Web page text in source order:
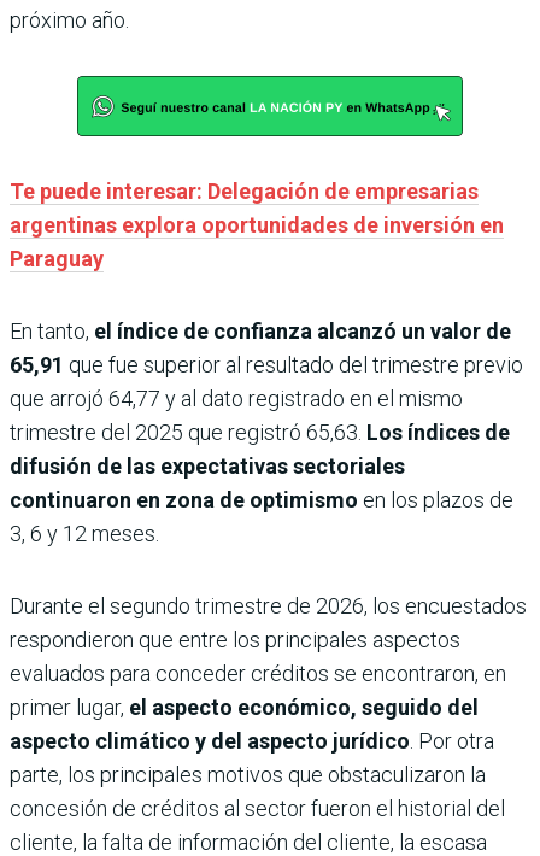
próximo año.
Te puede interesar: Delegación de empresarias
argentinas explora oportunidades de inversión en
Paraguay
En tanto, el índice de confianza alcanzó un valor de
65,91 que fue superior al resultado del trimestre previo
que arrojó 64,77 y al dato registrado en el mismo
trimestre del 2025 que registró 65,63. Los índices de
difusión de las expectativas sectoriales
continuaron en zona de optimismo en los plazos de
3, 6 y 12 meses.
Durante el segundo trimestre de 2026, los encuestados
respondieron que entre los principales aspectos
evaluados para conceder créditos se encontraron, en
primer lugar, el aspecto económico, seguido del
aspecto climático y del aspecto jurídico . Por otra
parte, los principales motivos que obstaculizaron la
concesión de créditos al sector fueron el historial del
cliente, la falta de información del cliente, la escasa